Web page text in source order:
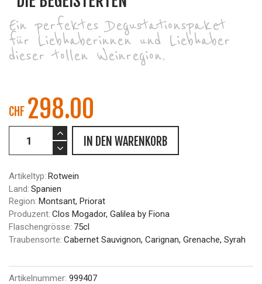
Ein perfektes Degustationspaket
für Liebhaberinnen und Liebhaber
dieser tollen Weinregion.
CHF 298.00
IN DEN WARENKORB
Artikeltyp: Rotwein
Land: Spanien
Region: Montsant, Priorat
Produzent: Clos Mogador, Galilea by Fiona
Flaschengrösse: 75cl
Traubensorte: Cabernet Sauvignon, Carignan, Grenache, Syrah
Artikelnummer: 999407